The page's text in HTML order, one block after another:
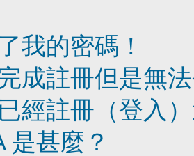
我的密碼！
成註冊但是無
經註冊（登入
是甚麼？